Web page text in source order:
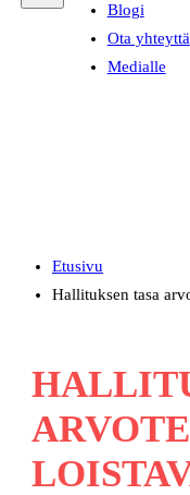
Blogi
Ota yhteyttä
Medialle
Etusivu
Hallituksen tasa